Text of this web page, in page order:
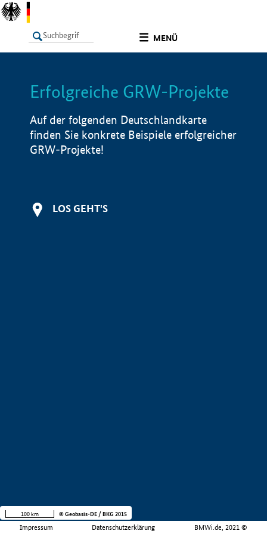
MENÜ
LISTE Info
Erfolgreiche GRW-Projekte
Auf der folgenden Deutschlandkarte
finden Sie konkrete Beispiele erfolgreicher
GRW-Projekte!
LOS GEHT'S
Impressum Datenschutzerklärung BMWi.de, 2021 ©
100 km © Geobasis-DE / BKG 2015